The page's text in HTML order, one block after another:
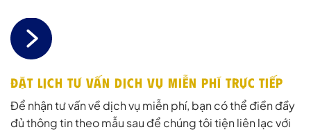
ĐẶT LỊCH TƯ VẤN DỊCH VỤ MIỄN PHÍ TRỰC TIẾP
Để nhận tư vấn về dịch vụ miễn phí, bạn có thể điền đầy
đủ thông tin theo mẫu sau để chúng tôi tiện liên lạc với